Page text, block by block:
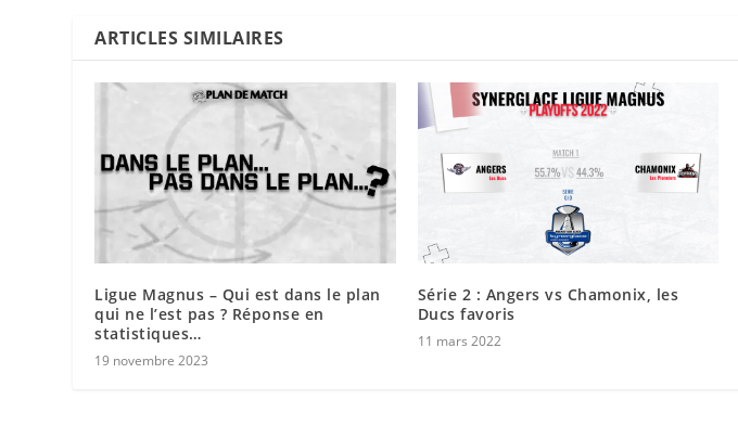
ARTICLES SIMILAIRES
Ligue Magnus – Qui est dans le plan
qui ne l’est pas ? Réponse en
statistiques…
19 novembre 2023
Série 2 : Angers vs Chamonix, les
Ducs favoris
11 mars 2022